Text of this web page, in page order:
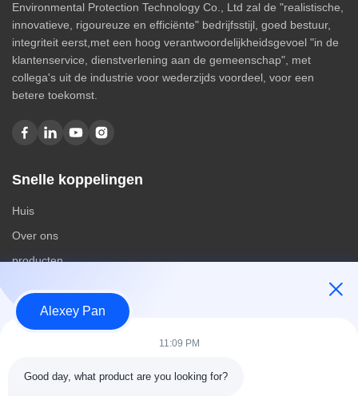
Environmental Protection Technology Co., Ltd zal de "realistische,
innovatieve, rigoureuze en efficiënte" bedrijfsstijl, goed bestuur,
integriteit eerst,met een hoog verantwoordelijkheidsgevoel "in de
klantenservice, dienstverlening aan de gemeenschap", met
collega's uit de industrie voor wederzijds voordeel, voor een
betere toekomst.
Snelle koppelingen
Huis
Over ons
producten
Categorieën
Rubber het Mengen zich Molenmachine
Alexey Pan
11:09 PM
Good day, what product are you looking for?